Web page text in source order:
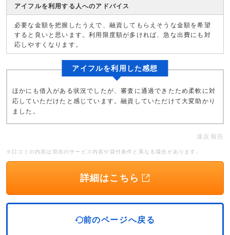
アイフルを利用する人へのアドバイス
必要な金額を把握したうえで、融資してもらえそうな金額を希望
すると良いと思います。利用限度額が多ければ、急な出費にも対
応しやすくなります。
アイフルを利用した感想
ほかにも借入がある状況でしたが、審査に通過できたため柔軟に対
応していただけたと感じています。融資していただけて大変助かり
ました。
違反報告
※口コミの内容は現在のサービス内容や貸付条件と異なる場合があります。
詳細はこちら
前のページへ戻る